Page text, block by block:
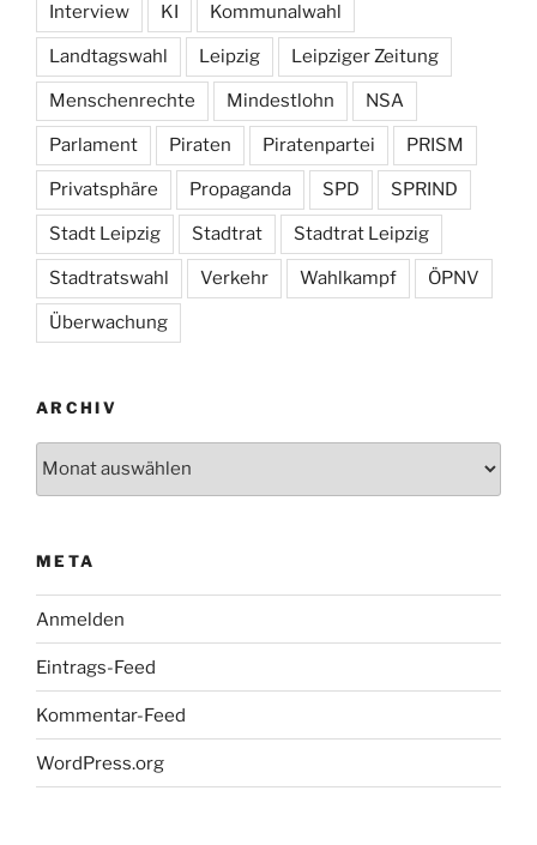
Interview KI Kommunalwahl
Landtagswahl Leipzig Leipziger Zeitung
Menschenrechte Mindestlohn NSA
Parlament Piraten Piratenpartei PRISM
Privatsphäre Propaganda SPD SPRIND
Stadt Leipzig Stadtrat Stadtrat Leipzig
Stadtratswahl Verkehr Wahlkampf ÖPNV
Überwachung
ARCHIV
META
Anmelden
Eintrags-Feed
Kommentar-Feed
WordPress.org